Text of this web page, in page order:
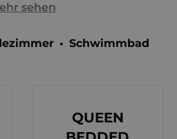
von Makarska, der viel
Schönheit eines dichten
über 4 Etagen erstreckt:
sehen
• Schwimmbad
QUEEN